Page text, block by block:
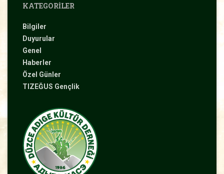
KATEGORILER
Bilgiler
Duyurular
Genel
Haberler
Özel Günler
TIZEĞUS Gençlik